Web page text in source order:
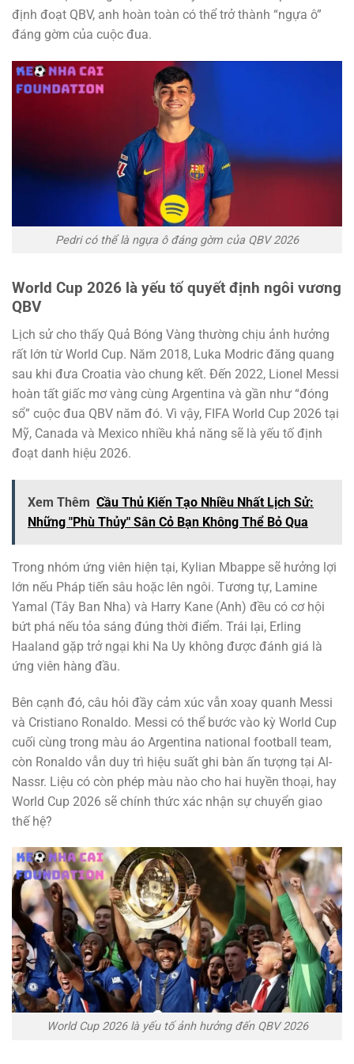
định đoạt QBV, anh hoàn toàn có thể trở thành “ngựa ô”
đáng gờm của cuộc đua.
Pedri có thể là ngựa ô đáng gờm của QBV 2026
World Cup 2026 là yếu tố quyết định ngôi vương
QBV
Lịch sử cho thấy Quả Bóng Vàng thường chịu ảnh hưởng
rất lớn từ World Cup. Năm 2018, Luka Modric đăng quang
sau khi đưa Croatia vào chung kết. Đến 2022, Lionel Messi
hoàn tất giấc mơ vàng cùng Argentina và gần như “đóng
sổ” cuộc đua QBV năm đó. Vì vậy, FIFA World Cup 2026 tại
Mỹ, Canada và Mexico nhiều khả năng sẽ là yếu tố định
đoạt danh hiệu 2026.
Xem Thêm Cầu Thủ Kiến Tạo Nhiều Nhất Lịch Sử:
Những "Phù Thủy" Sân Cỏ Bạn Không Thể Bỏ Qua
Trong nhóm ứng viên hiện tại, Kylian Mbappe sẽ hưởng lợi
lớn nếu Pháp tiến sâu hoặc lên ngôi. Tương tự, Lamine
Yamal (Tây Ban Nha) và Harry Kane (Anh) đều có cơ hội
bứt phá nếu tỏa sáng đúng thời điểm. Trái lại, Erling
Haaland gặp trở ngại khi Na Uy không được đánh giá là
ứng viên hàng đầu.
Bên cạnh đó, câu hỏi đầy cảm xúc vẫn xoay quanh Messi
và Cristiano Ronaldo. Messi có thể bước vào kỳ World Cup
cuối cùng trong màu áo Argentina national football team,
còn Ronaldo vẫn duy trì hiệu suất ghi bàn ấn tượng tại Al-
Nassr. Liệu có còn phép màu nào cho hai huyền thoại, hay
World Cup 2026 sẽ chính thức xác nhận sự chuyển giao
thế hệ?
World Cup 2026 là yếu tố ảnh hưởng đến QBV 2026